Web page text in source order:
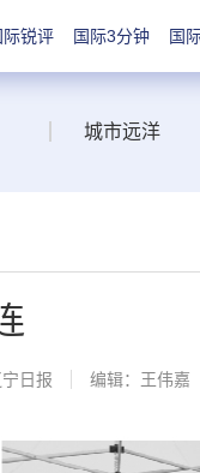
际锐评 国际3分钟 国
城市远洋
日报 编辑：王伟嘉